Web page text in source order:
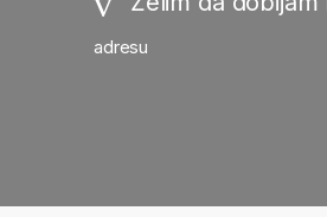
adresu